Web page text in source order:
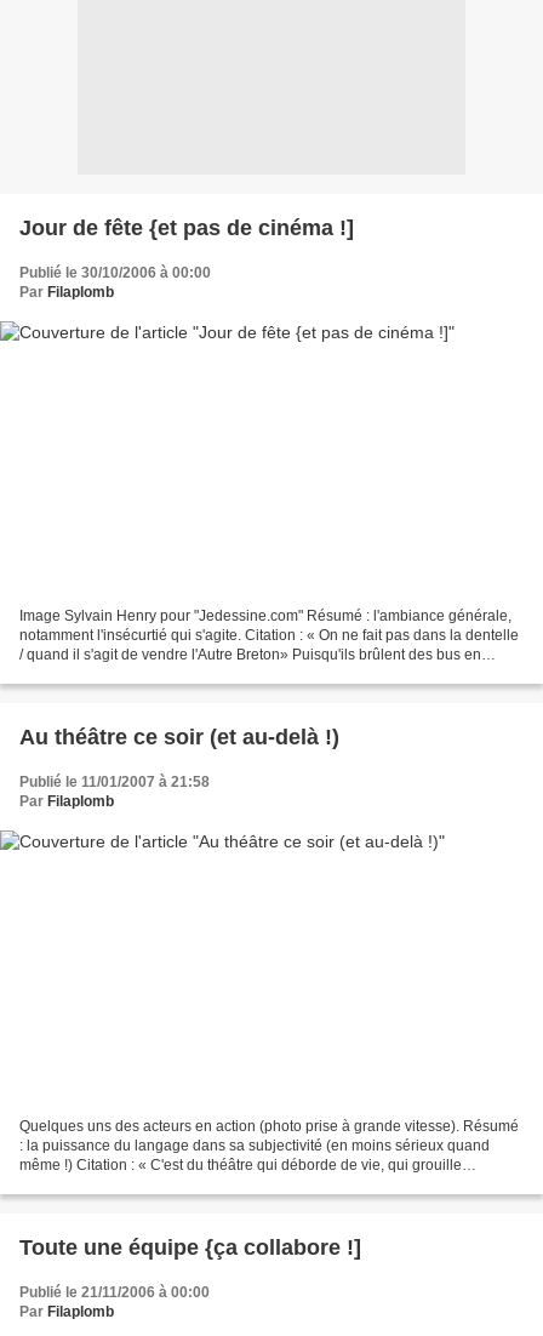
Jour de fête {et pas de cinéma !]
Publié le 30/10/2006 à 00:00
Par Filaplomb
Image Sylvain Henry pour "Jedessine.com" Résumé : l'ambiance générale,
notamment l'insécurtié qui s'agite. Citation : « On ne fait pas dans la dentelle
/ quand il s'agit de vendre l'Autre Breton» Puisqu'ils brûlent des bus en
Au théâtre ce soir (et au-delà !)
Publié le 11/01/2007 à 21:58
Par Filaplomb
Quelques uns des acteurs en action (photo prise à grande vitesse). Résumé
: la puissance du langage dans sa subjectivité (en moins sérieux quand
même !) Citation : « C'est du théâtre qui déborde de vie, qui grouille
Toute une équipe {ça collabore !]
Publié le 21/11/2006 à 00:00
Par Filaplomb